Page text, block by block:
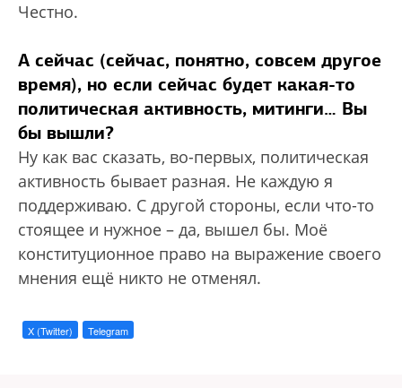
Честно.
А сейчас (сейчас, понятно, совсем другое
время), но если сейчас будет какая-то
политическая активность, митинги… Вы
бы вышли?
Ну как вас сказать, во-первых, политическая
активность бывает разная. Не каждую я
поддерживаю. С другой стороны, если что-то
стоящее и нужное – да, вышел бы. Моё
конституционное право на выражение своего
мнения ещё никто не отменял.
X (Twitter) Telegram